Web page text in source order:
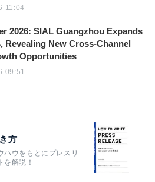
11:04
2026: SIAL Guangzhou Expands
Revealing New Cross-Channel
Opportunities
09:51
方
ハウをもとにプレスリ
を解説！